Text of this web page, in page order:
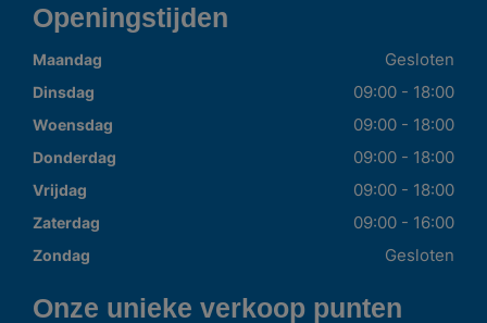
Openingstijden
Maandag Gesloten
Dinsdag 09:00 - 18:00
Woensdag 09:00 - 18:00
Donderdag 09:00 - 18:00
Vrijdag 09:00 - 18:00
Zaterdag 09:00 - 16:00
Zondag Gesloten
Onze unieke verkoop punten